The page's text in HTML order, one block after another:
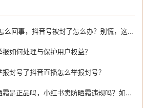
事，抖音号被封了怎么办？别慌，这几招或许能帮到你
如何处理与保护用户权益？
封号了抖音直播怎么举报封号？
正品吗，小红书卖防晒霜违规吗？如何有效举报？